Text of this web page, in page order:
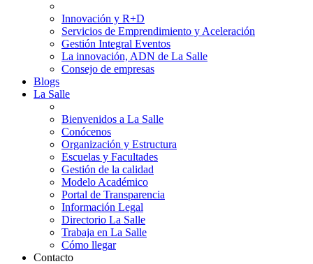
Innovación y R+D
Servicios de Emprendimiento y Aceleración
Gestión Integral Eventos
La innovación, ADN de La Salle
Consejo de empresas
Blogs
La Salle
Bienvenidos a La Salle
Conócenos
Organización y Estructura
Escuelas y Facultades
Gestión de la calidad
Modelo Académico
Portal de Transparencia
Información Legal
Directorio La Salle
Trabaja en La Salle
Cómo llegar
Contacto